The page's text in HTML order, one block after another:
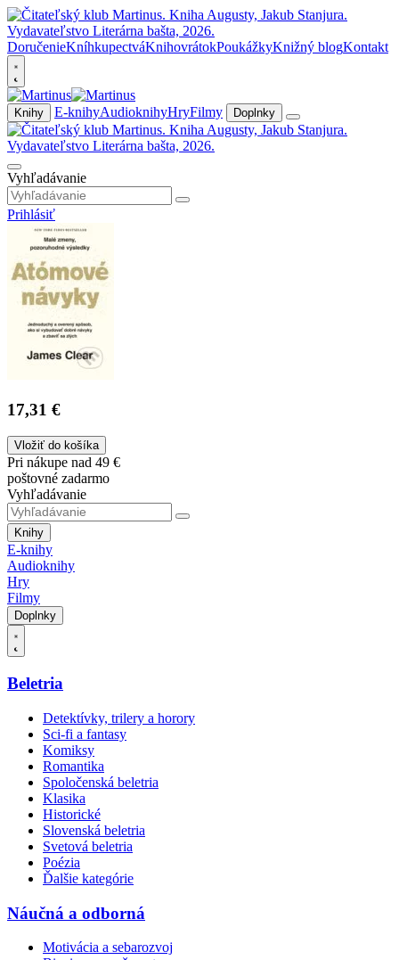
DoručenieKníhkupectváKnihovrátokPoukážkyKnižný blogKontakt
Knihy E-knihyAudioknihyHryFilmy Doplnky
Vyhľadávanie
Prihlásiť
17,31 €
Vložiť do košíka
Pri nákupe nad 49 €
poštovné zadarmo
Vyhľadávanie
Knihy
E-knihy
Audioknihy
Hry
Filmy
Doplnky
Beletria
Detektívky, trilery a horory
Sci-fi a fantasy
Komiksy
Romantika
Spoločenská beletria
Klasika
Historické
Slovenská beletria
Svetová beletria
Poézia
Ďalšie kategórie
Náučná a odborná
Motivácia a sebarozvoj